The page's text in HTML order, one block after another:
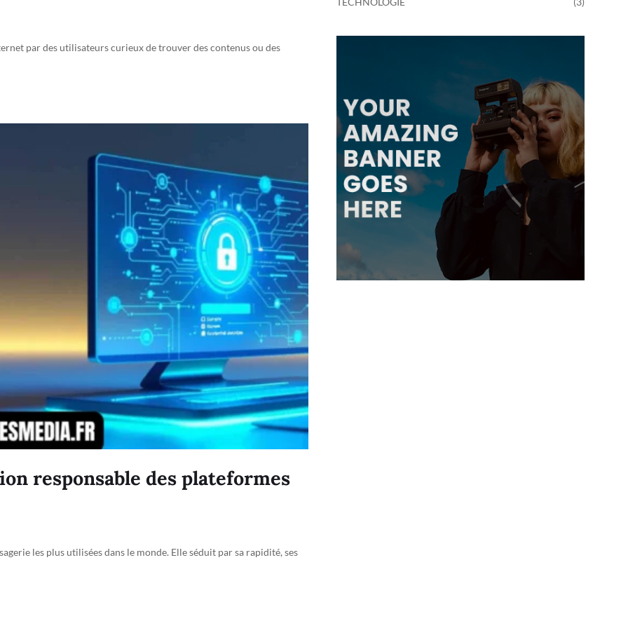
par des utilisateurs curieux de trouver des contenus ou des
responsable des plateformes
les plus utilisées dans le monde. Elle séduit par sa rapidité, ses